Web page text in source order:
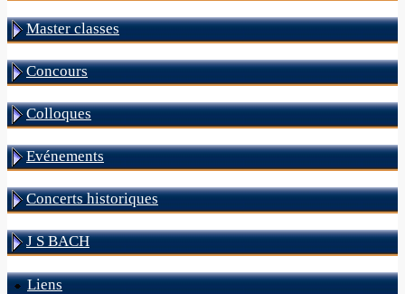
Master classes
Concours
Colloques
Evénements
Concerts historiques
J S BACH
Liens